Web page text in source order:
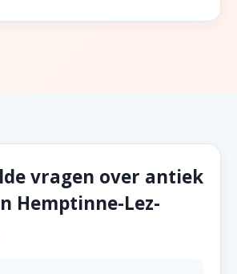
vragen over antiek
Hemptinne-Lez-